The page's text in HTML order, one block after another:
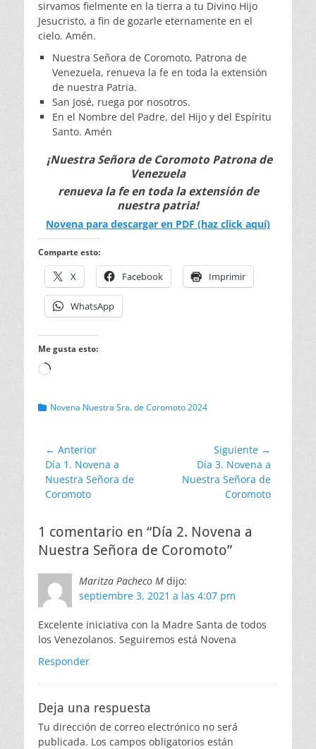
sirvamos fielmente en la tierra a tu Divino Hijo
Jesucristo, a fin de gozarle eternamente en el
cielo. Amén.
Nuestra Señora de Coromoto, Patrona de
Venezuela, renueva la fe en toda la extensión
de nuestra Patria.
San José, ruega por nosotros.
En el Nombre del Padre, del Hijo y del Espíritu
Santo. Amén
¡Nuestra Señora de Coromoto Patrona de
Venezuela
renueva la fe en toda la extensión de
nuestra patria!
Novena para descargar en PDF (haz click aquí)
Comparte esto:
X Facebook Imprimir
WhatsApp
Me gusta esto:
Cargando...
Categorias
Novena Nuestra Sra. de Coromoto 2024
Navegación
de
entradas
← Anterior
Entrada
anterior:
Día 1. Novena a
Nuestra Señora de
Coromoto
Siguiente →
siguiente:
Día 3. Novena a
Nuestra Señora de
Coromoto
1 comentario en “Día 2. Novena a
Nuestra Señora de Coromoto”
Maritza Pacheco M dijo:
septiembre 3, 2021 a las 4:07 pm
Excelente iniciativa con la Madre Santa de todos
los Venezolanos. Seguiremos está Novena
Responder
Deja una respuesta
Tu dirección de correo electrónico no será
publicada. Los campos obligatorios están